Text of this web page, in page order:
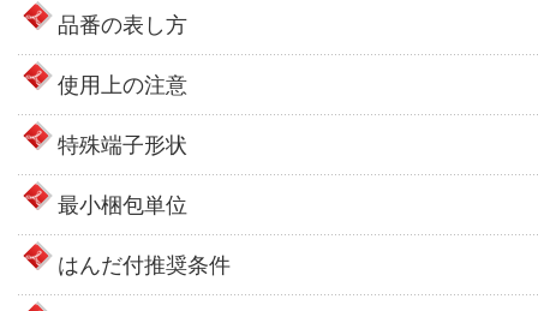
品番の表し方
使用上の注意
特殊端子形状
最小梱包単位
はんだ付推奨条件